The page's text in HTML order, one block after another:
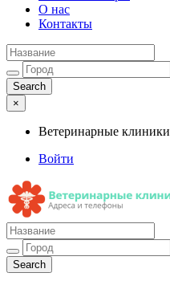
О нас
Контакты
×
Ветеринарные клиники
Войти
Ветеринарные клиники
Адреса и телефоны